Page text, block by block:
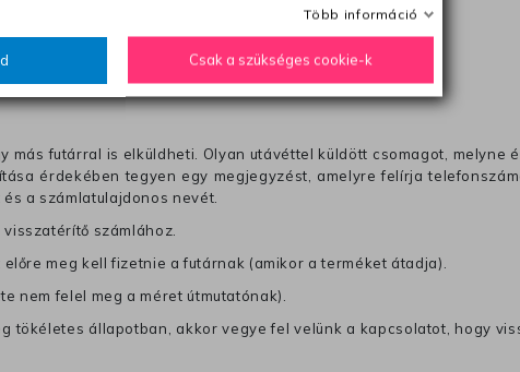
futárral is elküldheti. Olyan utávéttel küldött csomagot, melyne
érdekében tegyen egy megjegyzést, amelyre felírja
a számlatulajdonos nevét.
számlához.
meg kell fizetnie a futárnak (amikor a terméket átadja).
nem felel meg a méret útmutatónak).
állapotban, akkor vegye fel velünk a kapcsolatot, hogy
Több információ
Csak a szükséges cookie-k